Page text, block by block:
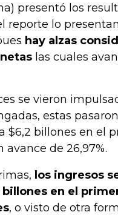
presentó los
reporte lo
hay alzas
las cuales
se vieron
estas
$6,2 billones en el
de 26,97%.
los ingresos
billones en el
, o visto de otra